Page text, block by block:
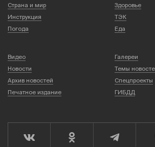
Страна и мир
Здоровье
Инструкция
ТЭК
Погода
Еда
Видео
Галереи
Новости
Темы
Архив новостей
Спецпроекты
Печатное издание
ГИБДД